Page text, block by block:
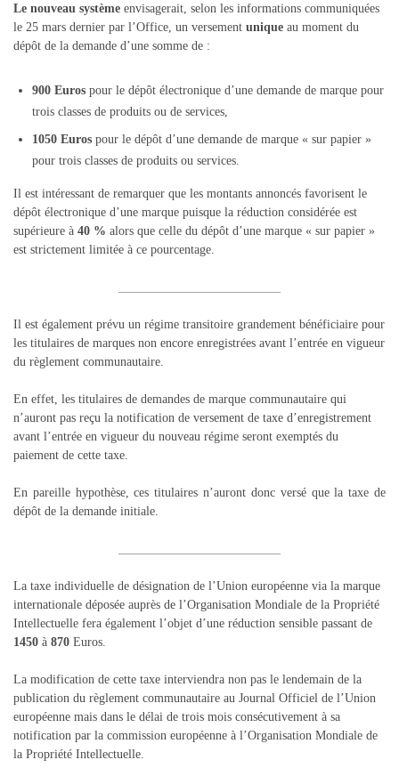
Le nouveau système envisagerait, selon les informations communiquées
le 25 mars dernier par l’Office, un versement unique au moment du
dépôt de la demande d’une somme de :
900 Euros pour le dépôt électronique d’une demande de marque pour
trois classes de produits ou de services,
1050 Euros pour le dépôt d’une demande de marque « sur papier »
pour trois classes de produits ou services.
Il est intéressant de remarquer que les montants annoncés favorisent le
dépôt électronique d’une marque puisque la réduction considérée est
supérieure à 40 % alors que celle du dépôt d’une marque « sur papier »
est strictement limitée à ce pourcentage.
Il est également prévu un régime transitoire grandement bénéficiaire pour
les titulaires de marques non encore enregistrées avant l’entrée en vigueur
du règlement communautaire.
En effet, les titulaires de demandes de marque communautaire qui
n’auront pas reçu la notification de versement de taxe d’enregistrement
avant l’entrée en vigueur du nouveau régime seront exemptés du
paiement de cette taxe.
En pareille hypothèse, ces titulaires n’auront donc versé que la taxe de
dépôt de la demande initiale.
La taxe individuelle de désignation de l’Union européenne via la marque
internationale déposée auprès de l’Organisation Mondiale de la Propriété
Intellectuelle fera également l’objet d’une réduction sensible passant de
1450 à 870 Euros.
La modification de cette taxe interviendra non pas le lendemain de la
publication du règlement communautaire au Journal Officiel de l’Union
européenne mais dans le délai de trois mois consécutivement à sa
notification par la commission européenne à l’Organisation Mondiale de
la Propriété Intellectuelle.